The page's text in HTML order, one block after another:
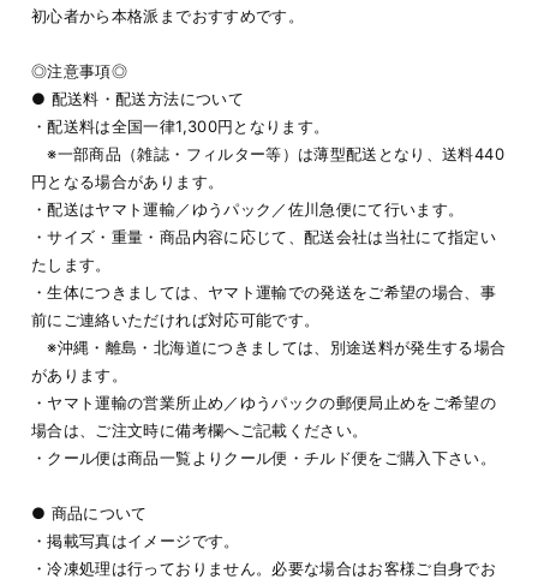
初心者から本格派までおすすめです。
◎注意事項◎
● 配送料・配送方法について
・配送料は全国一律1,300円となります。
※一部商品（雑誌・フィルター等）は薄型配送となり、送料440
円となる場合があります。
・配送はヤマト運輸／ゆうパック／佐川急便にて行います。
・サイズ・重量・商品内容に応じて、配送会社は当社にて指定い
たします。
・生体につきましては、ヤマト運輸での発送をご希望の場合、事
前にご連絡いただければ対応可能です。
※沖縄・離島・北海道につきましては、別途送料が発生する場合
があります。
・ヤマト運輸の営業所止め／ゆうパックの郵便局止めをご希望の
場合は、ご注文時に備考欄へご記載ください。
・クール便は商品一覧よりクール便・チルド便をご購入下さい。
● 商品について
・掲載写真はイメージです。
・冷凍処理は行っておりません。必要な場合はお客様ご自身でお